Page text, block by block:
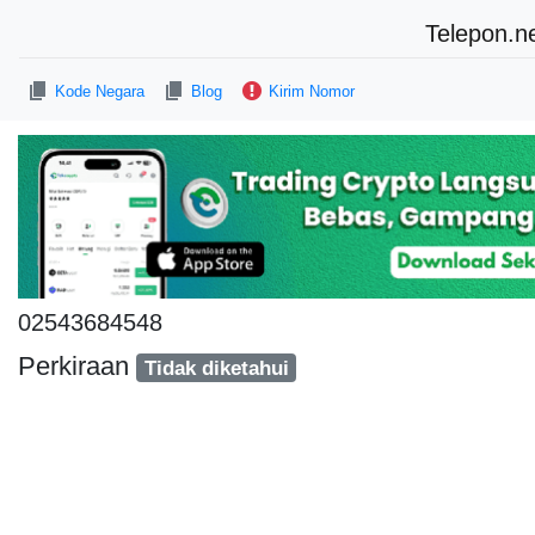
Kode Negara Blog Kirim Nomor
02543684548
Perkiraan Tidak diketahui